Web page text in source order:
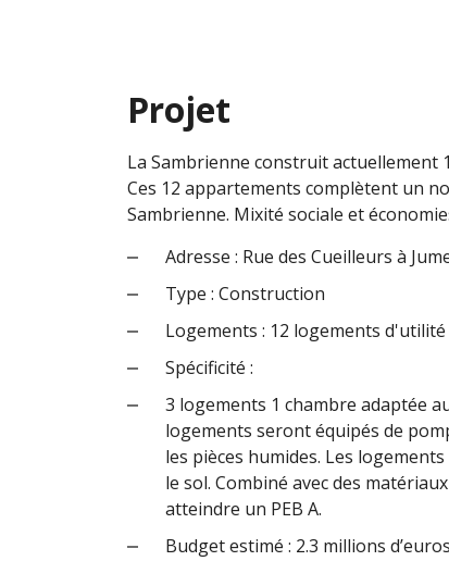
Projet
La Sambrienne construit actuellement
Ces 12 appartements complètent un
Sambrienne. Mixité sociale et
Adresse : Rue des Cueilleurs à
Type : Construction
Logements : 12 logements
Spécificité :
3 logements 1 chambre adaptée
logements seront équipés de
les pièces humides. Les
le sol. Combiné avec des
atteindre un PEB A.
Budget estimé : 2.3 millions d’euros